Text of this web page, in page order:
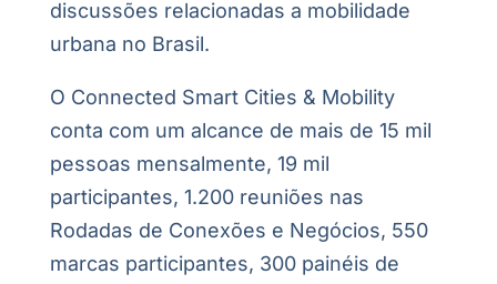
discussões relacionadas a mobilidade
urbana no Brasil.
O Connected Smart Cities & Mobility
conta com um alcance de mais de 15 mil
pessoas mensalmente, 19 mil
participantes, 1.200 reuniões nas
Rodadas de Conexões e Negócios, 550
marcas participantes, 300 painéis de